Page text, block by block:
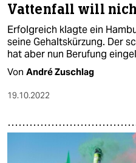
Vattenfall will
Erfolgreich klagte ein
seine Gehaltskürzung. Der
hat aber nun Berufung
Von André Zuschlag
19.10.2022